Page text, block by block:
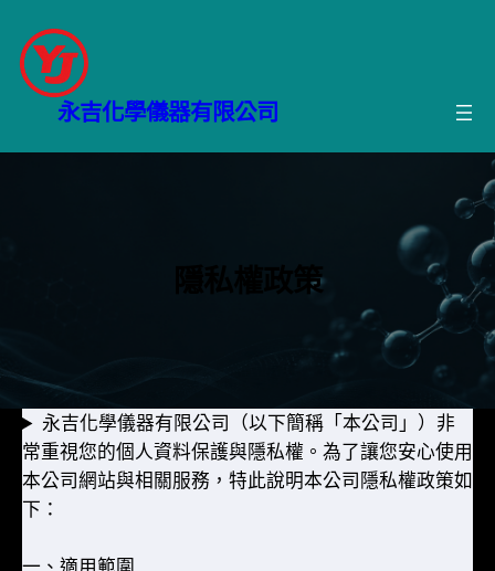
容
永吉化學儀器有限公司
隱私權政策
永吉化學儀器有限公司（以下簡稱「本公司」）非
常重視您的個人資料保護與隱私權。為了讓您安心使用
本公司網站與相關服務，特此說明本公司隱私權政策如
下：